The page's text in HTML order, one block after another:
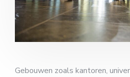
Gebouwen zoals kantoren,